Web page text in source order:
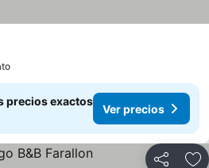
precios exactos
Ver precios